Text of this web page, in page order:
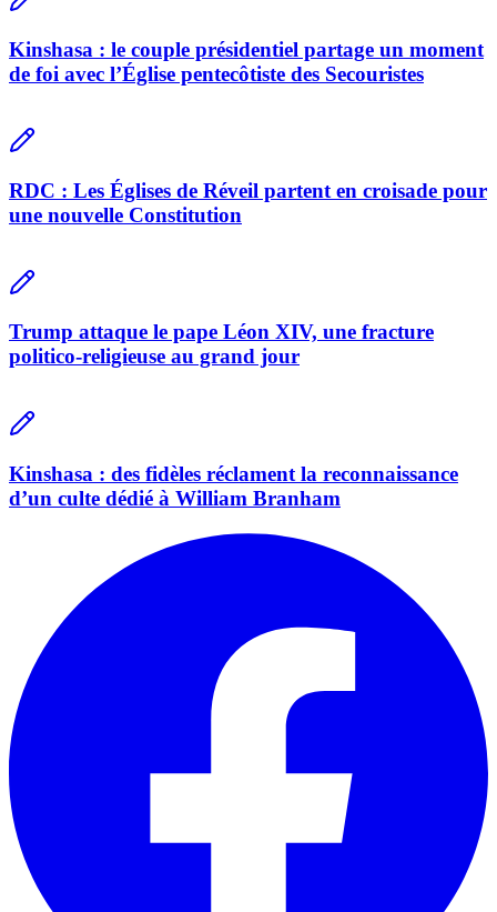
Kinshasa : le couple présidentiel partage un moment
de foi avec l’Église pentecôtiste des Secouristes
RDC : Les Églises de Réveil partent en croisade pour
une nouvelle Constitution
Trump attaque le pape Léon XIV, une fracture
politico-religieuse au grand jour
Kinshasa : des fidèles réclament la reconnaissance
d’un culte dédié à William Branham